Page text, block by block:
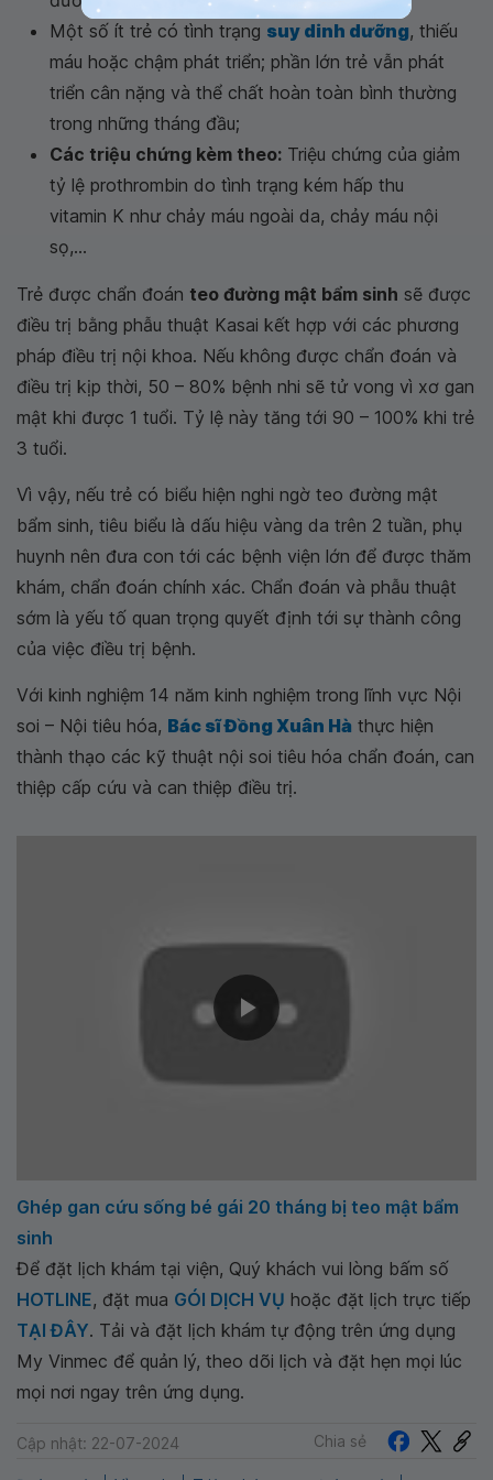
Một số ít trẻ có tình trạng suy dinh dưỡng, thiếu
máu hoặc chậm phát triển; phần lớn trẻ vẫn phát
triển cân nặng và thể chất hoàn toàn bình thường
trong những tháng đầu;
Các triệu chứng kèm theo: Triệu chứng của giảm
tỷ lệ prothrombin do tình trạng kém hấp thu
vitamin K như chảy máu ngoài da, chảy máu nội
sọ,...
Trẻ được chẩn đoán teo đường mật bẩm sinh sẽ được
điều trị bằng phẫu thuật Kasai kết hợp với các phương
pháp điều trị nội khoa. Nếu không được chẩn đoán và
điều trị kịp thời, 50 – 80% bệnh nhi sẽ tử vong vì xơ gan
mật khi được 1 tuổi. Tỷ lệ này tăng tới 90 – 100% khi trẻ
3 tuổi.
Vì vậy, nếu trẻ có biểu hiện nghi ngờ teo đường mật
bẩm sinh, tiêu biểu là dấu hiệu vàng da trên 2 tuần, phụ
huynh nên đưa con tới các bệnh viện lớn để được thăm
khám, chẩn đoán chính xác. Chẩn đoán và phẫu thuật
sớm là yếu tố quan trọng quyết định tới sự thành công
của việc điều trị bệnh.
Với kinh nghiệm 14 năm kinh nghiệm trong lĩnh vực Nội
soi – Nội tiêu hóa, Bác sĩ Đồng Xuân Hà thực hiện
thành thạo các kỹ thuật nội soi tiêu hóa chẩn đoán, can
thiệp cấp cứu và can thiệp điều trị.
Ghép gan cứu sống bé gái 20 tháng bị teo mật bẩm
sinh
Để đặt lịch khám tại viện, Quý khách vui lòng bấm số
HOTLINE, đặt mua GÓI DỊCH VỤ hoặc đặt lịch trực tiếp
TẠI ĐÂY. Tải và đặt lịch khám tự động trên ứng dụng
My Vinmec để quản lý, theo dõi lịch và đặt hẹn mọi lúc
mọi nơi ngay trên ứng dụng.
Cập nhật: 22-07-2024 Chia sẻ